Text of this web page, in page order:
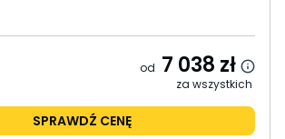
od 7 038 zł
za wszystkich
SPRAWDŹ CENĘ